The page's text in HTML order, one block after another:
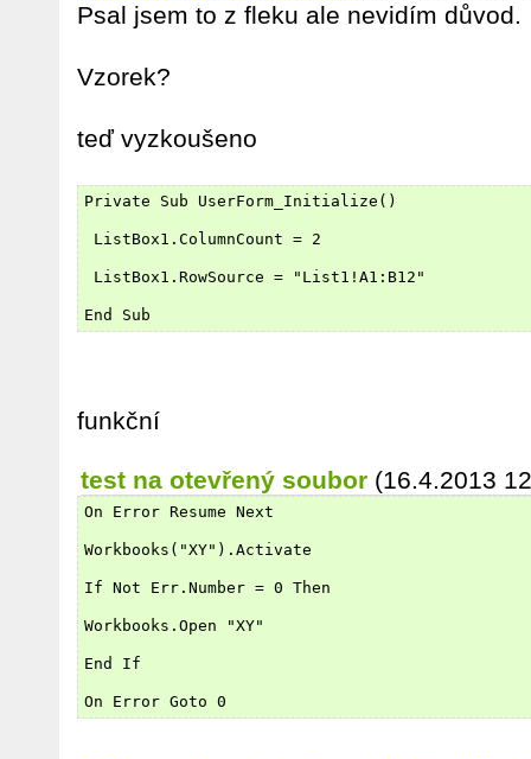
Psal jsem to z fleku ale nevidím důvod.
Vzorek?
teď vyzkoušeno
Private Sub UserForm_Initialize()
ListBox1.ColumnCount = 2
ListBox1.RowSource = "List1!A1:B12"
End Sub
funkční
test na otevřený soubor (16.4.2013
On Error Resume Next
Workbooks("XY").Activate
If Not Err.Number = 0 Then
Workbooks.Open "XY"
End If
On Error Goto 0